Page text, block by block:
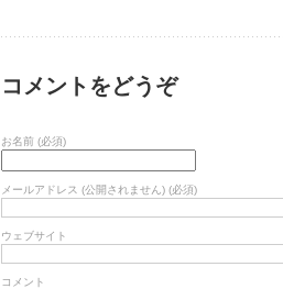
コメントをどうぞ
お名前 (必須)
メールアドレス (公開されません) (必須)
ウェブサイト
コメント